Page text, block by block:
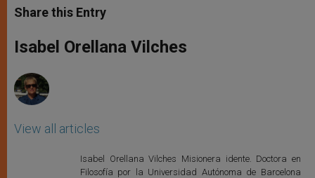
t
s
p
p
s
e
g
e
e
b
o
k
r
Share this Entry
Isabel Orellana Vilches
View all articles
Isabel Orellana Vilches Misionera idente. Doctora en
Filosofía por la Universidad Autónoma de Barcelona